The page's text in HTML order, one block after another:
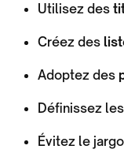
Utilisez des
Créez des
Adoptez des
Définissez les
Évitez le